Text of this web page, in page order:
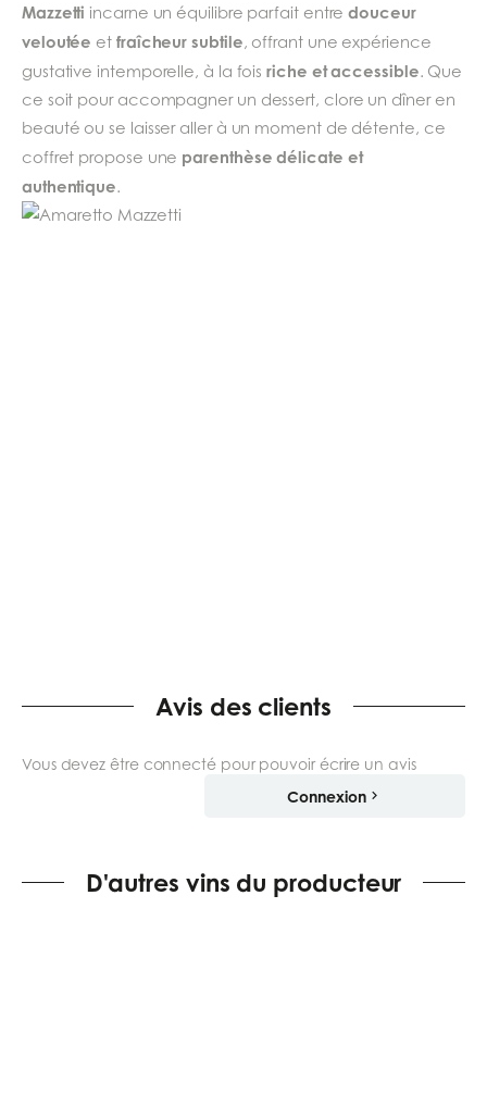
Mazzetti incarne un équilibre parfait entredouceur
veloutée et fraîcheur subtile, offrant une expérience
gustative intemporelle, à la foisriche et accessible. Que
ce soit pour accompagner un dessert, clore un dîner en
beauté ou se laisser aller à un moment de détente, ce
coffret propose une parenthèse délicate et
authentique.
Avis des clients
Vous devez être connecté pour pouvoir écrire un avis
Connexion
D'autres vins du producteur